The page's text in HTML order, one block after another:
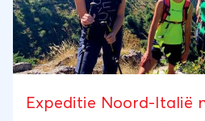
Expeditie Noord-Italië